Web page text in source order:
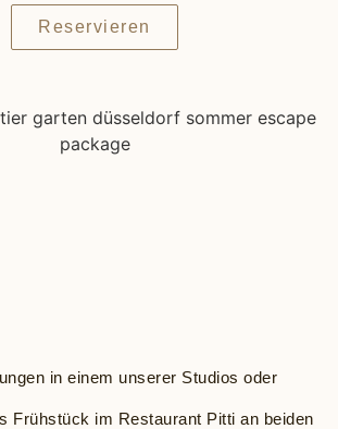
Reservieren
in einem unserer Studios oder
Frühstück im Restaurant Pitti an beiden